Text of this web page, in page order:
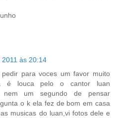
às 20:14
para voces um favor muito
é louca pelo o cantor luan
nem um segundo de pensar
o k ela fez de bom em casa
musicas do luan,vi fotos dele e